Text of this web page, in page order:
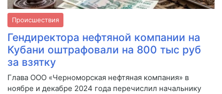
Происшествия
Гендиректора нефтяной компании на
Кубани оштрафовали на 800 тыс руб
за взятку
Глава ООО «Черноморская нефтяная компания» в
ноябре и декабре 2024 года перечислил начальнику